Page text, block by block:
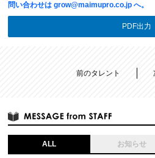
問い合わせはgrow@maimupro.co.jp へ。
PDF出力
前のタレント
ALL お知らせ